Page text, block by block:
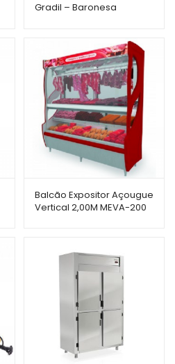
Gradil – Baronesa
Balcão Expositor Açougue
Vertical 2,00M MEVA-200